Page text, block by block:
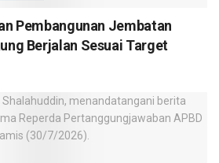
Pembangunan Jembatan
Berjalan Sesuai Target